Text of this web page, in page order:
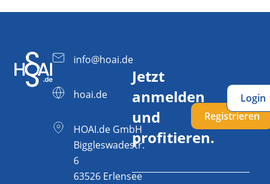
info@hoai.de
hoai.de
HOAI.de GmbH
Biggleswadestr.
6
63526 Erlensee
Jetzt
anmelden
und
profitieren.
Registrieren
Login